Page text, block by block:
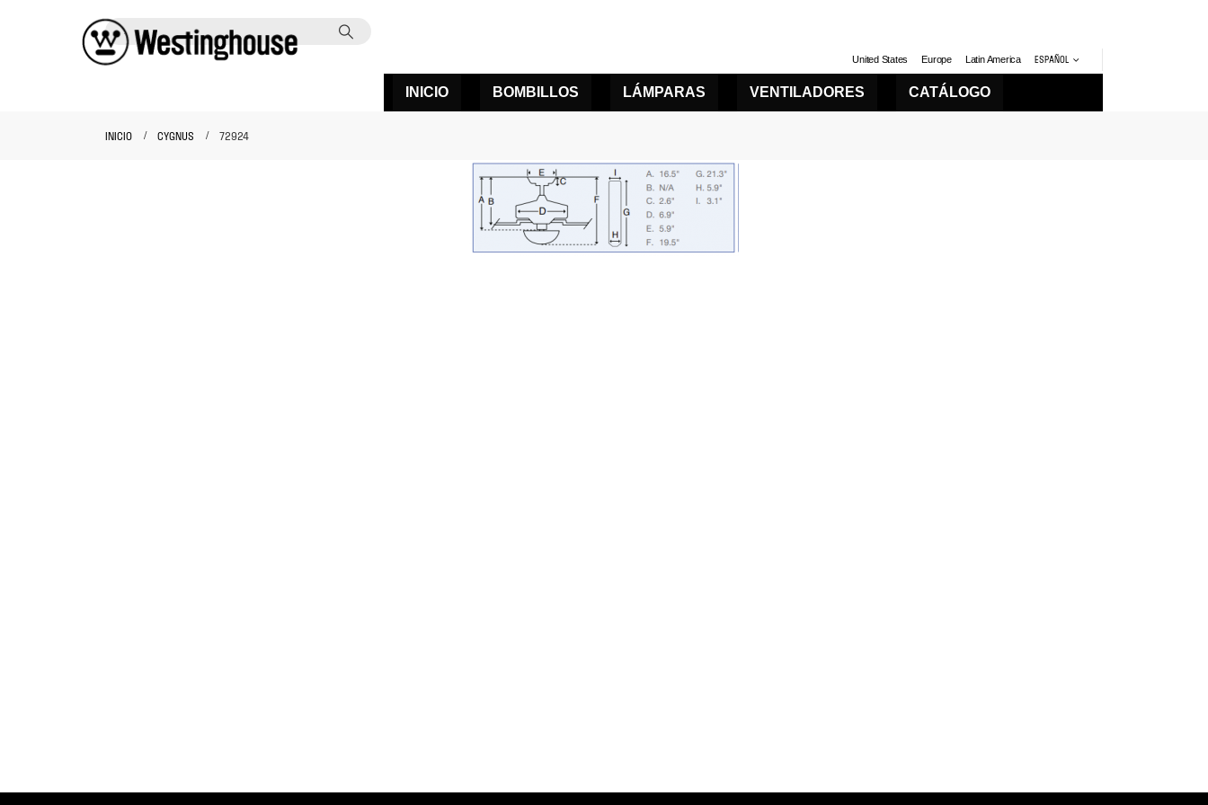
United States Europe Latin America ESPAÑOL
INICIO BOMBILLOS LÁMPARAS VENTILADORES CATÁLOGO
INICIO CYGNUS 72924